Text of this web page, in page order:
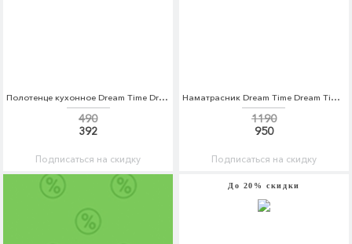
Полотенце кухонное Dream Time Dream Time MP002XU0DZW6
490
392
Подписаться на скидку
Наматрасник Dream Time Dream Time MP002XC003PA
1190
950
Подписаться на скидку
До 20% скидки